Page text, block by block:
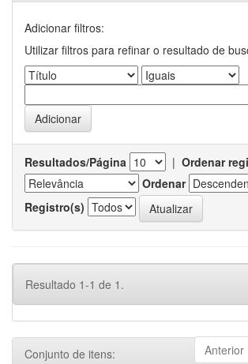
Adicionar filtros:
Utilizar filtros para refinar o resultado de
Resultados/Página | Ordenar
Ordenar
Registro(s)
Resultado 1-1 de 1.
Anterior
Conjunto de itens: